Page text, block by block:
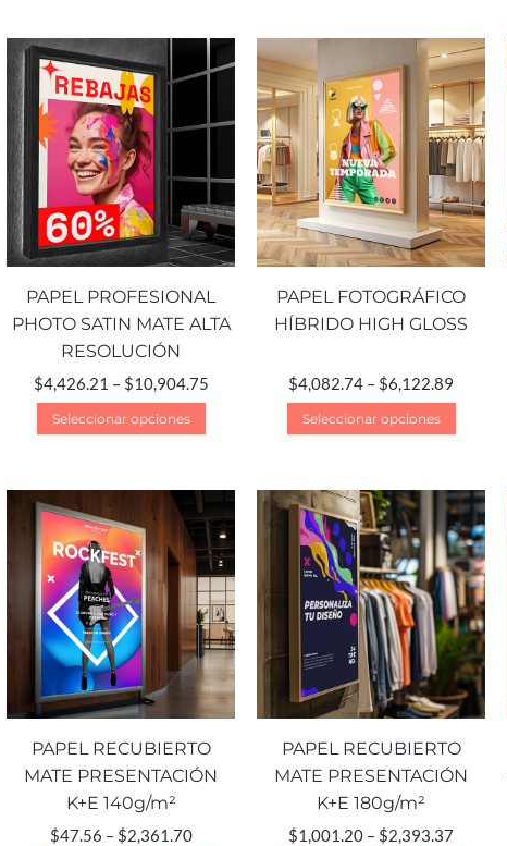
PAPEL PROFESIONAL
PHOTO SATIN MATE ALTA
RESOLUCIÓN
$4,426.21 – $10,904.75
Seleccionar opciones
PAPEL FOTOGRÁFICO
HÍBRIDO HIGH GLOSS
$4,082.74 – $6,122.89
Seleccionar opciones
PAPEL RECUBIERTO
MATE PRESENTACIÓN
K+E 140g/m²
$47.56 – $2,361.70
PAPEL RECUBIERTO
MATE PRESENTACIÓN
K+E 180g/m²
$1,001.20 – $2,393.37